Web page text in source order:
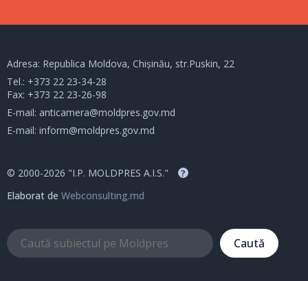
Adresa: Republica Moldova, Chișinău, str.Puskin, 22
Tel.: +373 22 23-34-28
Fax: +373 22 23-26-98
E-mail: anticamera@moldpres.gov.md
E-mail: inform@moldpres.gov.md
© 2000-2026 "I.P. MOLDPRES A.I.S." ?
Elaborat de Webconsulting.md
Caută